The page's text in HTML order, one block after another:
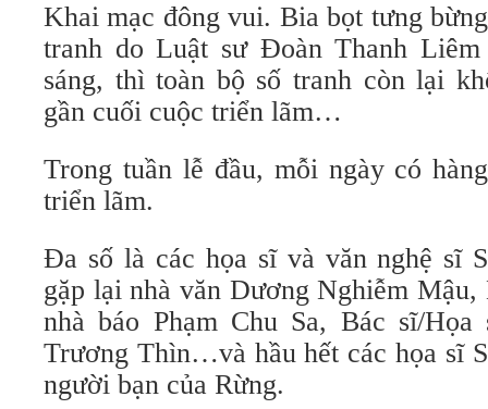
Khai mạc đông vui. Bia bọt tưng
tranh do Luật sư Đoàn Thanh
sáng, thì toàn bộ số tranh còn lại
gần cuối cuộc triển lãm…
Trong tuần lễ đầu, mỗi ngày có
triển lãm.
Đa số là các họa sĩ và văn nghệ sĩ
gặp lại nhà văn Dương Nghiễm
nhà báo Phạm Chu Sa, Bác sĩ/
Trương Thìn…và hầu hết các họa sĩ
người bạn của Rừng.